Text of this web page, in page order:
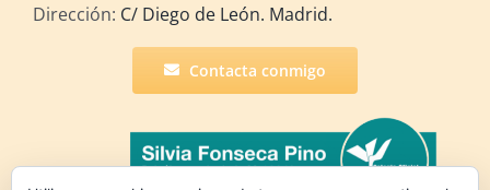
Dirección: C/ Diego de León. Madrid.
Contacta conmigo